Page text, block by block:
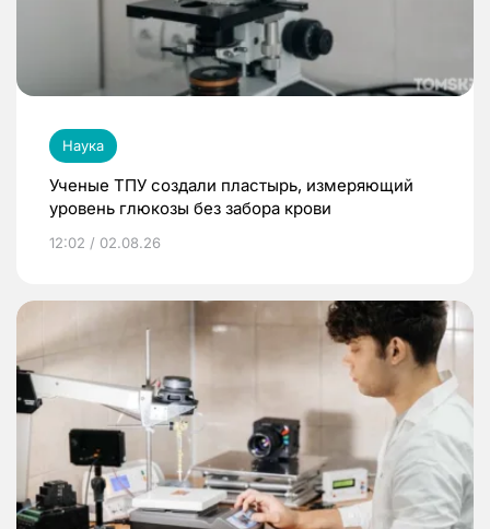
Наука
Ученые ТПУ создали пластырь, измеряющий
уровень глюкозы без забора крови
12:02 / 02.08.26